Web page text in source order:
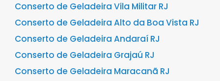
Conserto de Geladeira Vila Militar RJ
Conserto de Geladeira Alto da Boa Vista RJ
Conserto de Geladeira Andaraí RJ
Conserto de Geladeira Grajaú RJ
Conserto de Geladeira Maracanã RJ